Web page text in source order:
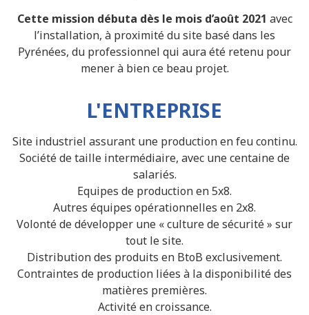
Cette mission débuta dès le mois d’août 2021 avec
l’installation, à proximité du site basé dans les
Pyrénées, du professionnel qui aura été retenu pour
mener à bien ce beau projet.
L'ENTREPRISE
Site industriel assurant une production en feu continu.
Société de taille intermédiaire, avec une centaine de
salariés.
Equipes de production en 5x8.
Autres équipes opérationnelles en 2x8.
Volonté de développer une « culture de sécurité » sur
tout le site.
Distribution des produits en BtoB exclusivement.
Contraintes de production liées à la disponibilité des
matières premières.
Activité en croissance.